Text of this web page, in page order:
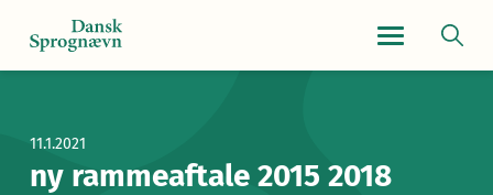
11.1.2021
ny rammeaftale 2015 2018